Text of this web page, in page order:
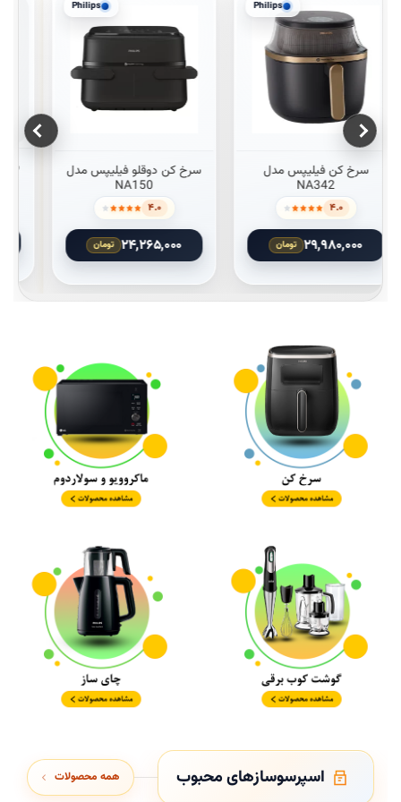
می باشد. گزینه ها ممکن است در صفحه محصول انتخاب شوند
Philips
سرخ کن دوقلو فیلیپس مدل
NA150
۴.۰
۲۴,۲۶۵,۰۰۰ تومان
این محصول دارای انواع مختلفی می باشد. گزینه ها ممکن است در
Philips
سرخ کن دوقلو فیلیپس مدل
NA555/09
۵.۰
۴۷,۷۳۴,۰۰۰ تومان
این محصول دارای انواع مختلفی
اسپرسوساز‌های محبوب همه محصولات